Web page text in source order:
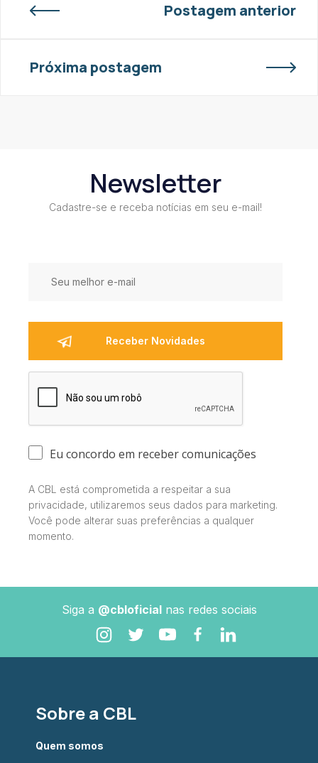
Postagem anterior
Próxima postagem
Newsletter
Cadastre-se e receba notícias em seu e-mail!
Eu concordo em receber comunicações
A CBL está comprometida a respeitar a sua
privacidade, utilizaremos seus dados para marketing.
Você pode alterar suas preferências a qualquer
momento.
Siga a @cbloficialnas redes sociais
Sobre a CBL
Quem somos